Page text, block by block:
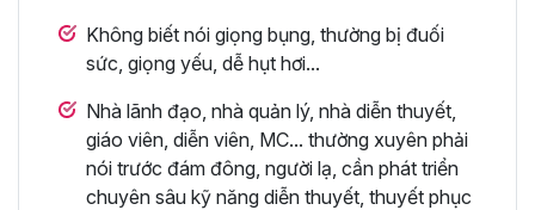
Không biết nói giọng bụng, thường bị đuối
sức, giọng yếu, dễ hụt hơi...
Nhà lãnh đạo, nhà quản lý, nhà diễn thuyết,
giáo viên, diễn viên, MC... thường xuyên phải
nói trước đám đông, người lạ, cần phát triển
chuyên sâu kỹ năng diễn thuyết, thuyết phục